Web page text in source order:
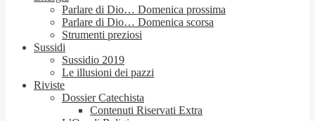
Parlare di Dio… Domenica prossima
Parlare di Dio… Domenica scorsa
Strumenti preziosi
Sussidi
Sussidio 2019
Le illusioni dei pazzi
Riviste
Dossier Catechista
Contenuti Riservati Extra